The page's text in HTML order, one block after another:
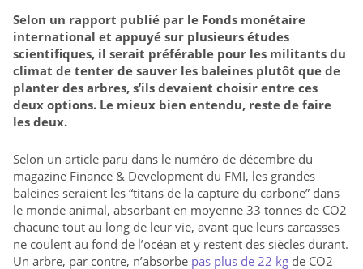
Selon un rapport publié par le Fonds monétaire
international et appuyé sur plusieurs études
scientifiques, il serait préférable pour les militants du
climat de tenter de sauver les baleines plutôt que de
planter des arbres, s’ils devaient choisir entre ces
deux options. Le mieux bien entendu, reste de faire
les deux.
Selon un article paru dans le numéro de décembre du
magazine Finance & Development du FMI, les grandes
baleines seraient les “titans de la capture du carbone” dans
le monde animal, absorbant en moyenne 33 tonnes de CO2
chacune tout au long de leur vie, avant que leurs carcasses
ne coulent au fond de l’océan et y restent des siècles durant.
Un arbre, par contre, n’absorbe pas plus de 22 kg de CO2